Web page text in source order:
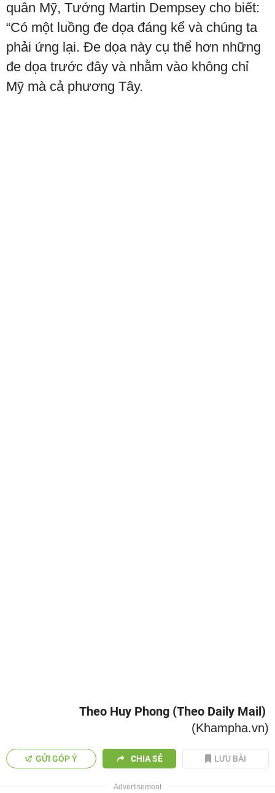
quân Mỹ, Tướng Martin Dempsey cho biết:
“Có một luồng đe dọa đáng kể và chúng ta
phải ứng lại. Đe dọa này cụ thể hơn những
đe dọa trước đây và nhằm vào không chỉ
Mỹ mà cả phương Tây.
Theo Huy Phong (Theo Daily Mail)
(Khampha.vn)
GỬI GÓP Ý CHIA SẺ LƯU BÀI